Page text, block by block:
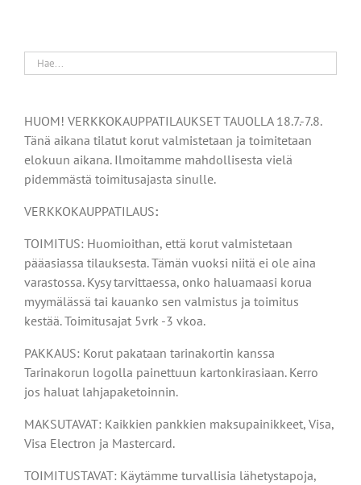
HUOM! VERKKOKAUPPATILAUKSET TAUOLLA 18.7.-7.8.
Tänä aikana tilatut korut valmistetaan ja toimitetaan
elokuun aikana. Ilmoitamme mahdollisesta vielä
pidemmästä toimitusajasta sinulle.
VERKKOKAUPPATILAUS:
TOIMITUS: Huomioithan, että korut valmistetaan
pääasiassa tilauksesta. Tämän vuoksi niitä ei ole aina
varastossa. Kysy tarvittaessa, onko haluamaasi korua
myymälässä tai kauanko sen valmistus ja toimitus
kestää. Toimitusajat 5vrk -3 vkoa.
PAKKAUS: Korut pakataan tarinakortin kanssa
Tarinakorun logolla painettuun kartonkirasiaan. Kerro
jos haluat lahjapaketoinnin.
MAKSUTAVAT: Kaikkien pankkien maksupainikkeet, Visa,
Visa Electron ja Mastercard.
TOIMITUSTAVAT: Käytämme turvallisia lähetystapoja,